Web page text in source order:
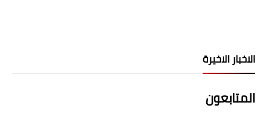
الاخبار الاخيرة
المتابعون